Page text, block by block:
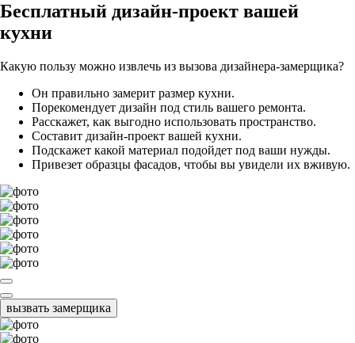
Бесплатный дизайн-проект вашей
кухни
Какую пользу можно извлечь из вызова дизайнера-замерщика?
Он правильно замерит размер кухни.
Порекомендует дизайн под стиль вашего ремонта.
Расскажет, как выгодно использовать пространство.
Составит дизайн-проект вашей кухни.
Подскажет какой материал подойдет под ваши нужды.
Привезет образцы фасадов, чтобы вы увидели их вживую.
вызвать замерщика